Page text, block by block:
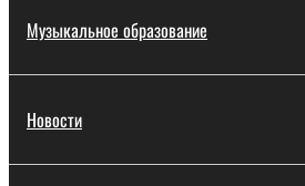
Музыкальное образование
Новости